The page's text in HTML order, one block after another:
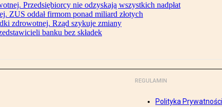
Przedsiębiorcy nie odzyskają wszystkich nadpłat
ZUS oddał firmom ponad miliard złotych
zdrowotnej. Rząd szykuje zmiany
banku bez składek
REGULAMIN
Polityka Prywatności